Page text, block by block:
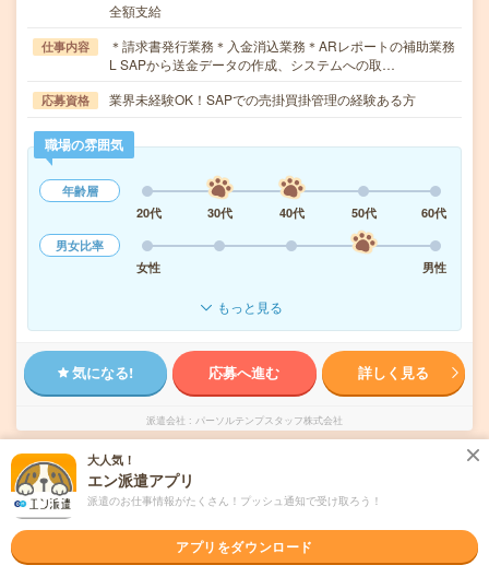
全額支給
仕事内容
＊請求書発行業務＊入金消込業務＊ARレポートの補助業務
L SAPから送金データの作成、システムへの取…
応募資格 業界未経験OK！SAPでの売掛買掛管理の経験ある方
職場の雰囲気
年齢層
20代
30代 40代 50代
60代
男女比率
女性
男性
もっと見る
気になる! 応募へ進む 詳しく見る
派遣会社 パーソルテンプスタッフ株式会社
未読 掲載日 2026/08/06
2000円＊月収31万！＜子会社の日次～月次＞
経験活かしてスキルUP
大人気！
エン派遣アプリ
派遣のお仕事情報がたくさん！プッシュ通知で受け取ろう！
アプリをダウンロード